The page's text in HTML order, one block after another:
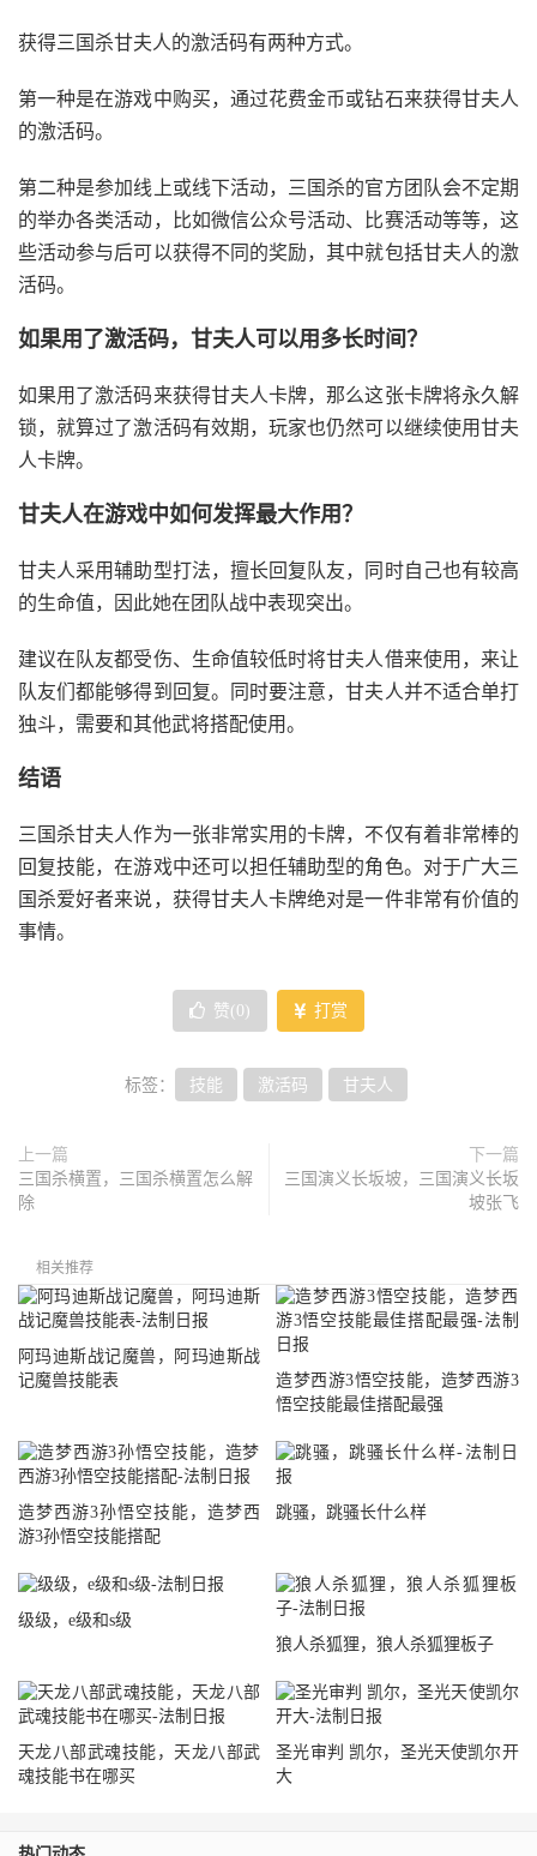
获得三国杀甘夫人的激活码有两种方式。
第一种是在游戏中购买，通过花费金币或钻石来获得甘夫人
的激活码。
第二种是参加线上或线下活动，三国杀的官方团队会不定期
的举办各类活动，比如微信公众号活动、比赛活动等等，这
些活动参与后可以获得不同的奖励，其中就包括甘夫人的激
活码。
如果用了激活码，甘夫人可以用多长时间？
如果用了激活码来获得甘夫人卡牌，那么这张卡牌将永久解
锁，就算过了激活码有效期，玩家也仍然可以继续使用甘夫
人卡牌。
甘夫人在游戏中如何发挥最大作用？
甘夫人采用辅助型打法，擅长回复队友，同时自己也有较高
的生命值，因此她在团队战中表现突出。
建议在队友都受伤、生命值较低时将甘夫人借来使用，来让
队友们都能够得到回复。同时要注意，甘夫人并不适合单打
独斗，需要和其他武将搭配使用。
结语
三国杀甘夫人作为一张非常实用的卡牌，不仅有着非常棒的
回复技能，在游戏中还可以担任辅助型的角色。对于广大三
国杀爱好者来说，获得甘夫人卡牌绝对是一件非常有价值的
事情。
赞( 0 ) 打赏
标签： 技能 激活码 甘夫人
上一篇
三国杀横置，三国杀横置怎么解
除
下一篇
三国演义长坂坡，三国演义长坂
坡张飞
相关推荐
阿玛迪斯战记魔兽，阿玛迪斯战
记魔兽技能表
造梦西游3悟空技能，造梦西游3
悟空技能最佳搭配最强
造梦西游3孙悟空技能，造梦西
游3孙悟空技能搭配
跳骚，跳骚长什么样
级级，e级和s级
狼人杀狐狸，狼人杀狐狸板子
天龙八部武魂技能，天龙八部武
魂技能书在哪买
圣光审判 凯尔，圣光天使凯尔开
大